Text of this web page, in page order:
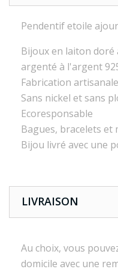
Pendentif etoile
Bijoux en laiton doré
argenté à l'argent
Fabrication
Sans nickel et sans
Ecoresponsable
Bagues, bracelets et
Bijou livré avec une
LIVRAISON
Au choix, vous
domicile avec une